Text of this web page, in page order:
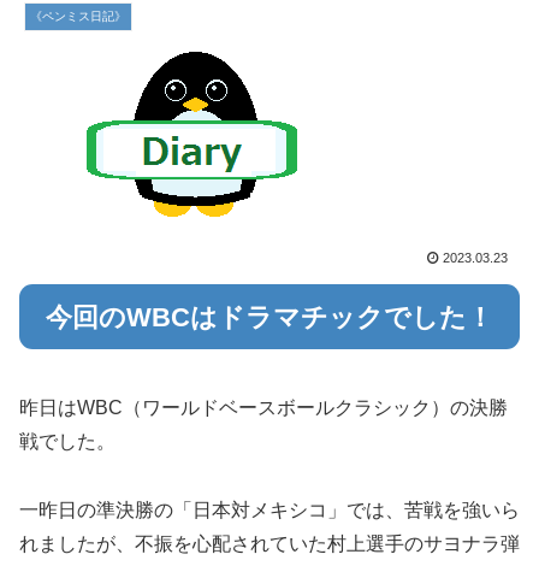
《ペンミス日記》
2023.03.23
今回のWBCはドラマチックでした！
昨日はWBC（ワールドベースボールクラシック）の決勝
戦でした。
一昨日の準決勝の「日本対メキシコ」では、苦戦を強いら
れましたが、不振を心配されていた村上選手のサヨナラ弾